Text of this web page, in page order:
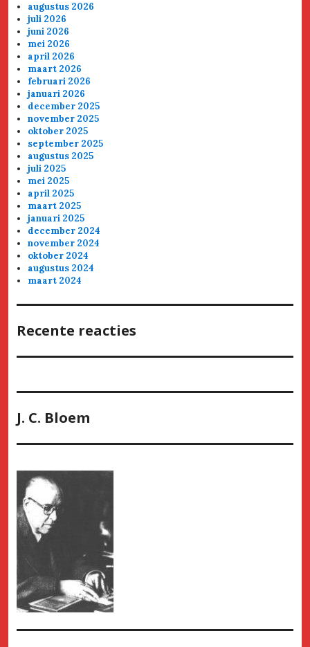
augustus 2026
juli 2026
juni 2026
mei 2026
april 2026
maart 2026
februari 2026
januari 2026
december 2025
november 2025
oktober 2025
september 2025
augustus 2025
juli 2025
mei 2025
april 2025
maart 2025
januari 2025
december 2024
november 2024
oktober 2024
augustus 2024
maart 2024
Recente reacties
J. C. Bloem